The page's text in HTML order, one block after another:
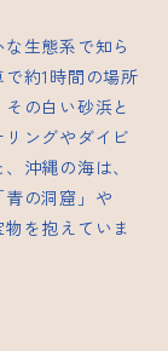
生態系で知ら
約1時間の場所
の白い砂浜と
ングやダイビ
沖縄の海は、
の洞窟」や
を抱えていま